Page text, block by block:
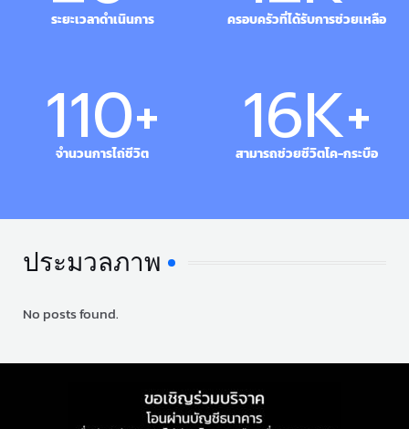
ระยะเวลาดำเนินการ ครอบครัวที่ได้รับการช่วยเหลือ
จำนวนการไถ่ชีวิต
110+ สามารถช่วยชีวิตโค-กระบือ
17K+
ประมวลภาพ
No posts found.